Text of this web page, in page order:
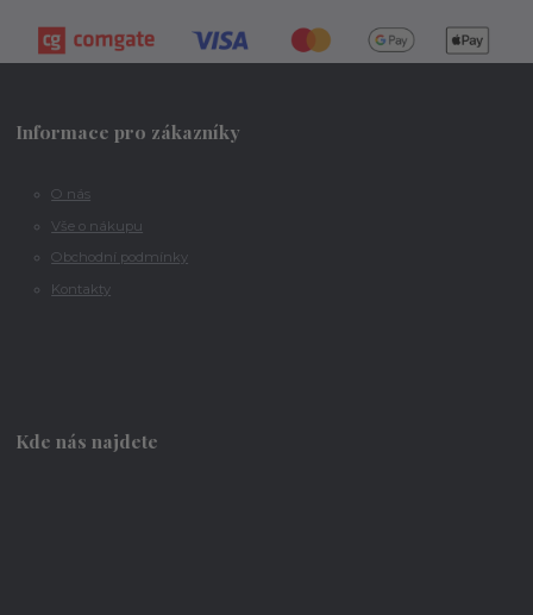
Informace pro zákazníky
O nás
Vše o nákupu
Obchodní podmínky
Kontakty
Kde nás najdete